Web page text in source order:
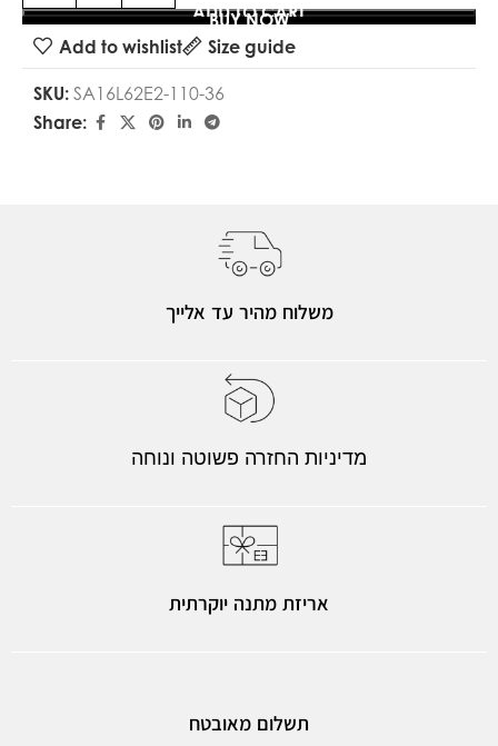
ADD TO CART
BUY NOW
Add to wishlist
Size guide
SKU: SA16L62E2-110-36
Share:
משלוח מהיר עד אלייך
מדיניות החזרה פשוטה ונוחה
אריזת מתנה יוקרתית
תשלום מאובטח